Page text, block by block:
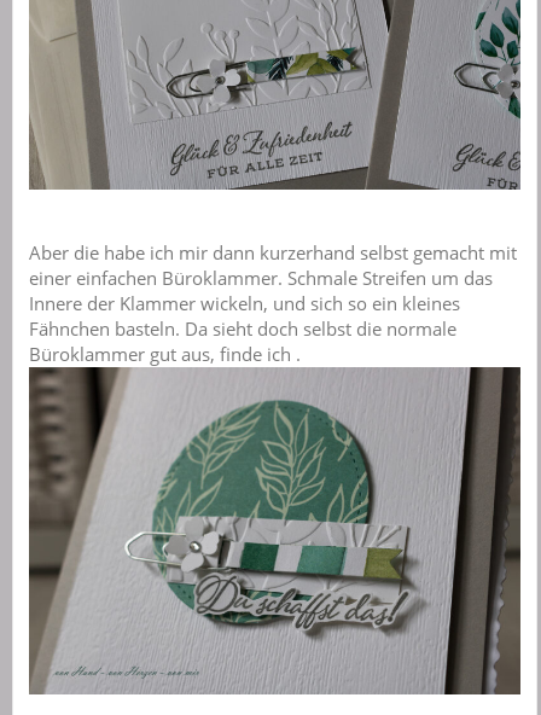
Aber die habe ich mir dann kurzerhand selbst gemacht mit
einer einfachen Büroklammer. Schmale Streifen um das
Innere der Klammer wickeln, und sich so ein kleines
Fähnchen basteln. Da sieht doch selbst die normale
Büroklammer gut aus, finde ich .